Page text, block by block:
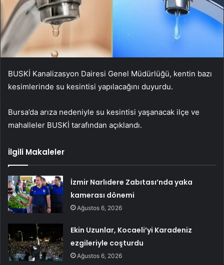
BUSKİ Kanalizasyon Dairesi Genel Müdürlüğü, kentin bazı
kesimlerinde su kesintisi yapılacağını duyurdu.
Bursa’da arıza nedeniyle su kesintisi yaşanacak ilçe ve
mahalleler BUSKİ tarafından açıklandı.
İlgili Makaleler
İzmir Narlıdere Zabıtası’nda yaka
kamerası dönemi
Ağustos 6, 2026
Ekin Uzunlar, Kocaeli’yi Karadeniz
ezgileriyle coşturdu
Ağustos 6, 2026